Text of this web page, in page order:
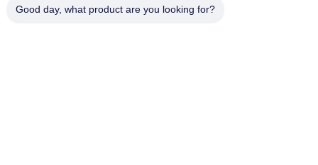
Good day, what product are you looking for?